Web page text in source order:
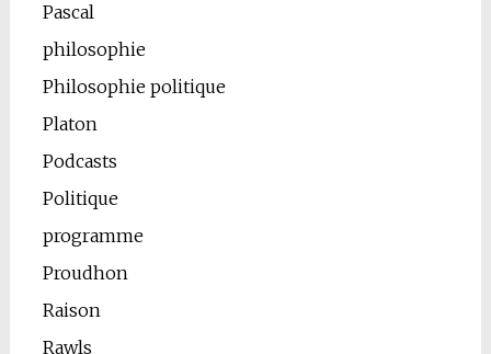
Pascal
philosophie
Philosophie politique
Platon
Podcasts
Politique
programme
Proudhon
Raison
Rawls